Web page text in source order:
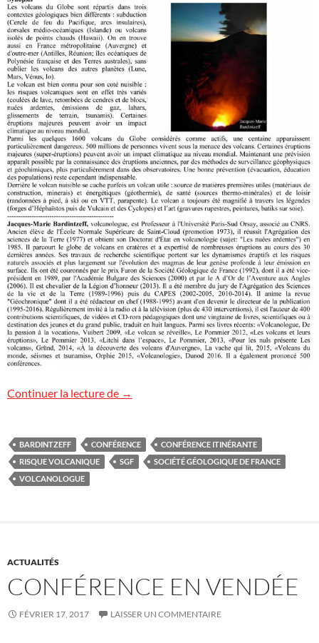
Continuer la lecture de Société Géologique de France :
→
BARDINTZEFF CONFÉRENCE
CONFÉRENCE ITINÉRANTE
RISQUE VOLCANIQUE
SGF
SOCIÉTÉ GÉOLOGIQUE DE FRANCE
VOLCANOLOGUE
ACTUALITÉS
CONFÉRENCE EN VENDÉE
FÉVRIER 17, 2017 LAISSER UN COMMENTAIRE